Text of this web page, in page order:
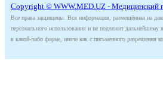
Copyright © WWW.MED.UZ - Медицинский
Все права защищены. Вся информация, размещённая на
персонального использования и не подлежит дальнейшему
в какой-либо форме, иначе как с письменного разрешения